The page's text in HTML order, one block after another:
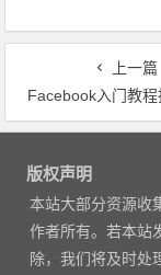
上一篇
Facebook入门教程指南 和维护
版权声明
本站大部分资源收
作者所有。若本站
除，我们将及时处